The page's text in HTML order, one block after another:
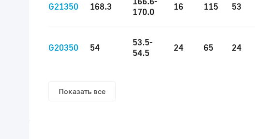
G21350 168.3
170.0
16 115 53
G20350 54
53.5-
54.5
24 65 24
Показать все